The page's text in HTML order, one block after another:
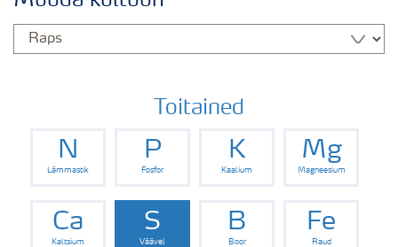
Rapsi saak
Rapsi puudushaigused
Väetamisprogrammid
Toitained
N
Lämmastik
P
Fosfor
K
Kaalium
Mg
Magneesium
Ca
Kaltsium
S
Väävel
B
Boor
Fe
Raud